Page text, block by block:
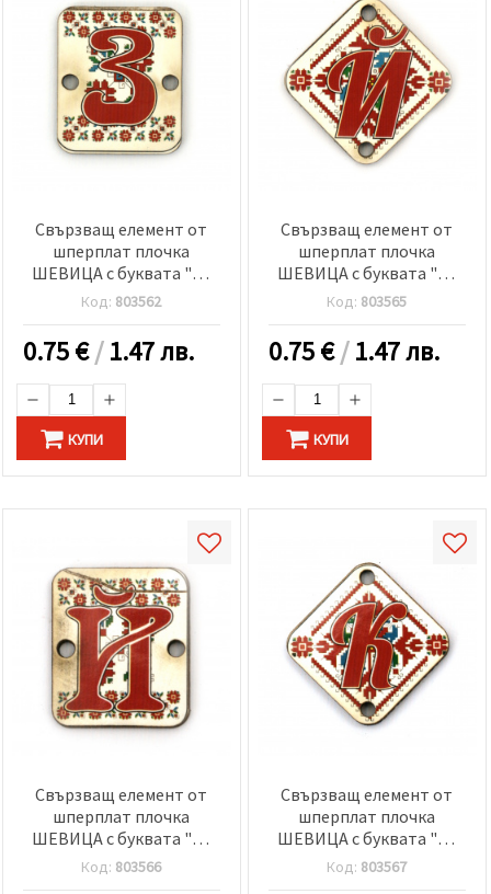
Свързващ елемент от
шперплат плочка
ШЕВИЦА с буквата "З"
20x25x2 мм дупка 2.5 мм
-5 броя
Код: 803562
0.75€/1.47 лв.
КУПИ
Свързващ елемент от
шперплат плочка
ШЕВИЦА с буквата "Й"
30x2 мм дупка 2.5 мм -5
броя
Код: 803565
0.75€/1.47 лв.
КУПИ
Свързващ елемент от
шперплат плочка
ШЕВИЦА с буквата "Й"
20x25x2 мм дупка 2.5 мм
-5 броя
Код: 803566
Свързващ елемент от
шперплат плочка
ШЕВИЦА с буквата "К"
30x2 мм дупка 2.5 мм -5
броя
Код: 803567